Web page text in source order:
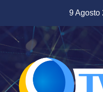
contenuto
9 Agosto